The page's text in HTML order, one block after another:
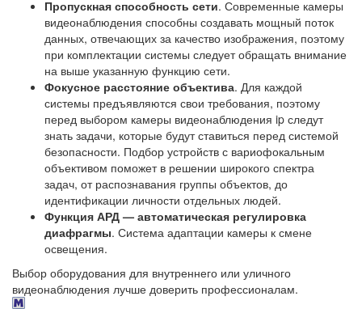
Пропускная способность сети. Современные камеры
видеонаблюдения способны создавать мощный поток
данных, отвечающих за качество изображения, поэтому
при комплектации системы следует обращать внимание
на выше указанную функцию сети.
Фокусное расстояние объектива. Для каждой
системы предъявляются свои требования, поэтому
перед выбором камеры видеонаблюдения ip следут
знать задачи, которые будут ставиться перед системой
безопасности. Подбор устройств с вариофокальным
объективом поможет в решении широкого спектра
задач, от распознавания группы объектов, до
идентификации личности отдельных людей.
Функция АРД — автоматическая регулировка
диафрагмы. Система адаптации камеры к смене
освещения.
Выбор оборудования для внутреннего или уличного
видеонаблюдения лучше доверить профессионалам.